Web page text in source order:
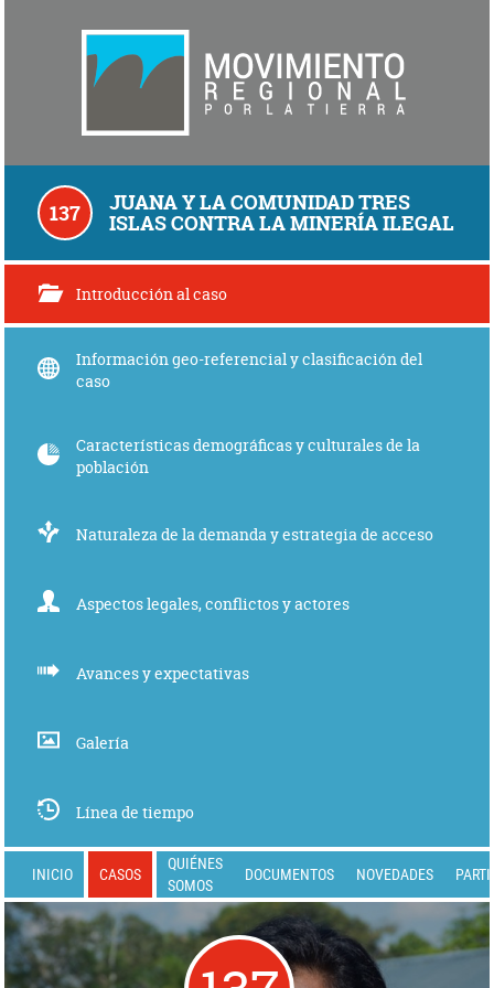
137 JUANA Y LA COMUNIDAD TRES
ISLAS CONTRA LA MINERÍA ILEGAL
Introducción al caso
Información geo-referencial y clasificación del
caso
Características demográficas y culturales de la
población
Naturaleza de la demanda y estrategia de acceso
Aspectos legales, conflictos y actores
Avances y expectativas
Galería
Línea de tiempo
INICIO CASOS
QUIÉNES
SOMOS
DOCUMENTOS NOVEDADES